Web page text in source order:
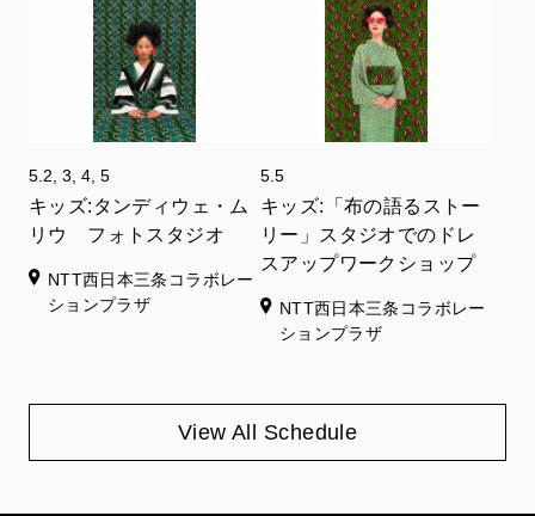
5.2, 3, 4, 5
キッズ:タンディウェ・ム
リウ フォトスタジオ
NTT西日本三条コラボレー
ションプラザ
5.5
キッズ:「布の語るストー
リー」スタジオでのドレ
スアップワークショップ
NTT西日本三条コラボレー
ションプラザ
View All Schedule